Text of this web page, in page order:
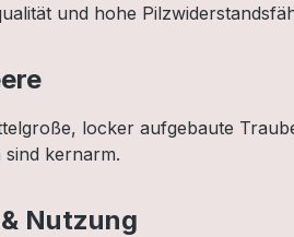
und hohe
locker aufgebaute
sind kernarm.
Nutzung